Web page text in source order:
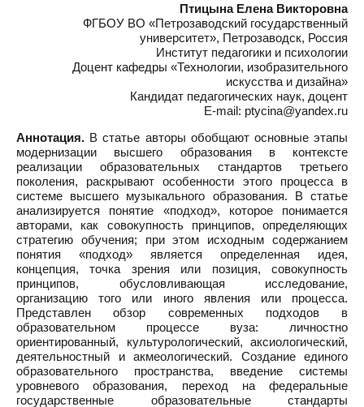
Птицына Елена Викторовна
ФГБОУ ВО «Петрозаводский государственный
университет», Петрозаводск, Россия
Институт педагогики и психологии
Доцент кафедры «Технологии, изобразительного
искусства и дизайна»
Кандидат педагогических наук, доцент
E-mail: ptycina@yandex.ru
Аннотация. В статье авторы обобщают основные этапы
модернизации высшего образования в контексте
реализации образовательных стандартов третьего
поколения, раскрывают особенности этого процесса в
системе высшего музыкального образования. В статье
анализируется понятие «подход», которое понимается
авторами, как совокупность принципов, определяющих
стратегию обучения; при этом исходным содержанием
понятия «подход» является определенная идея,
концепция, точка зрения или позиция, совокупность
принципов, обусловливающая исследование,
организацию того или иного явления или процесса.
Представлен обзор современных подходов в
образовательном процессе вуза: личностно
ориентированный, культурологический, аксиологический,
деятельностный и акмеологический. Создание единого
образовательного пространства, введение системы
уровневого образования, переход на федеральные
государственные образовательные стандарты